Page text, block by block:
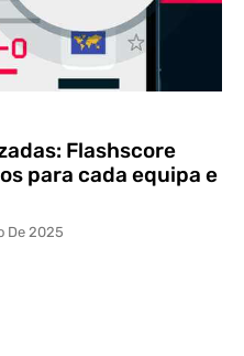
Flashscore
para cada equipa e
De 2025